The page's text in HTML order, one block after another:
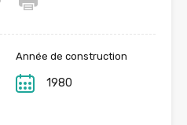
Année de construction
1980